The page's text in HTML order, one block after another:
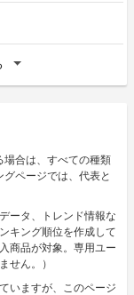
場合は、すべての種類
ページでは、代表と
ータ、トレンド情報な
キング順位を作成して
商品が対象。専用ユー
せん。）
いますが、このページ